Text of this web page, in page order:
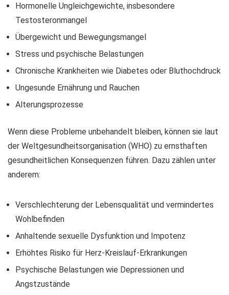
Hormonelle Ungleichgewichte, insbesondere
Testosteronmangel
Übergewicht und Bewegungsmangel
Stress und psychische Belastungen
Chronische Krankheiten wie Diabetes oder Bluthochdruck
Ungesunde Ernährung und Rauchen
Alterungsprozesse
Wenn diese Probleme unbehandelt bleiben, können sie laut
der Weltgesundheitsorganisation (WHO) zu ernsthaften
gesundheitlichen Konsequenzen führen. Dazu zählen unter
anderem:
Verschlechterung der Lebensqualität und vermindertes
Wohlbefinden
Anhaltende sexuelle Dysfunktion und Impotenz
Erhöhtes Risiko für Herz-Kreislauf-Erkrankungen
Psychische Belastungen wie Depressionen und
Angstzustände